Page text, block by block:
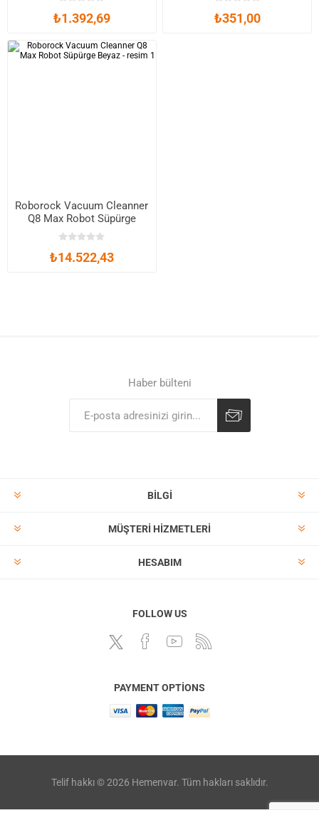
₺1.392,69 ₺351,00
Roborock Vacuum Cleanner
Q8 Max Robot Süpürge
Beyaz
₺14.522,43
Haber bülteni
BILGI
MÜŞTERI HIZMETLERI
HESABIM
FOLLOW US
PAYMENT OPTIONS
Telif hakkı © 2026 Hemenvar. Tüm hakları saklıdır.